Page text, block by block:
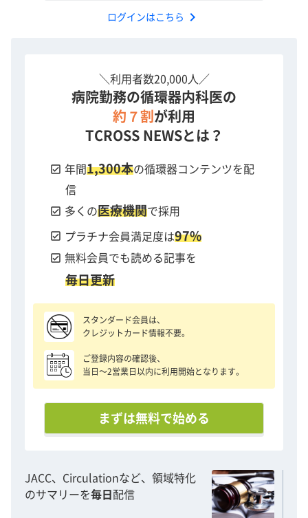
ログインはこちら chevron_right
＼利用者数20,000人／
病院勤務の循環器内科医の
約７割 が利用
TCROSS NEWSとは？
check_box 年間1,300本の循環器コンテンツを配
信
check_box 多くの医療機関で採用
check_box プラチナ会員満足度は97%
check_box 無料会員でも読める記事を
毎日更新
スタンダード会員は、
クレジットカード情報不要。
ご登録内容の確認後、
当日〜2営業日以内に利用開始となります。
まずは無料で始める
JACC、Circulationなど、領域特化
のサマリーを毎日 配信